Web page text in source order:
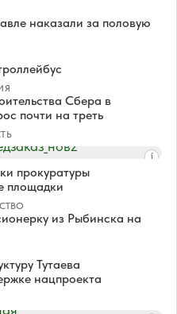
наказали за половую
Сбера в
почти на треть
прокуратуры
площадки
из Рыбинска на
Тутаева
нацпроекта